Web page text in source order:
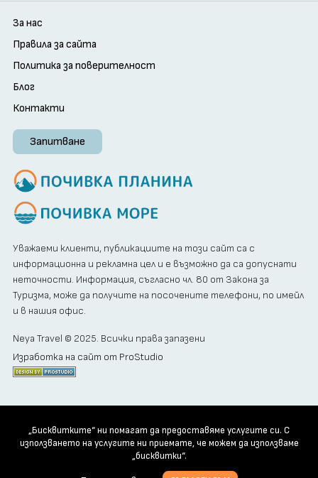
За нас
Правила за сайта
Политика за поверителност
Блог
Контакти
Запитване
Уважаеми клиенти, публикациите на този сайт са с
информационна и рекламна цел и е възможно да са допуснати
неточности. Информация, съгласно чл. 80 от Закона за
Туризма, може да получите на посочените телефони, по имейл
и в нашия офис.
Neya Travel © 2025. Всички права запазени
Изработка на сайт от ProStudio
„Бисквитките“ ни помагат да предоставяме услугите си. С
използването на услугите ни приемате, че можем да използваме
„бисквитки“.